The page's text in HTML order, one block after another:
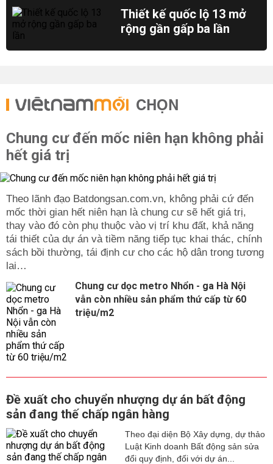
Thiết kế quốc lộ 13 mở
rộng gần gấp ba lần
CHỌN
Chung cư đến mốc niên hạn không phải
hết giá trị
Theo lãnh đạo Batdongsan.com.vn, không phải cứ đến
mốc thời gian hết niên hạn là chung cư sẽ hết giá trị,
thay vào đó còn phụ thuộc vào vị trí khu đất, khả năng
tái thiết của dự án và tiềm năng tiếp tục khai thác, chính
sách bồi thường, tái định cư cho các hộ dân trong tương
lai…
Chung cư dọc metro Nhổn - ga Hà Nội
vẫn còn nhiều sản phẩm thứ cấp từ 60
triệu/m2
Đề xuất cho chuyển nhượng dự án bất động
sản đang thế chấp ngân hàng
Theo đại diện Bộ Xây dựng, dự thảo
Luật Kinh doanh Bất động sản sửa
đổi quy định, đối với dự án...